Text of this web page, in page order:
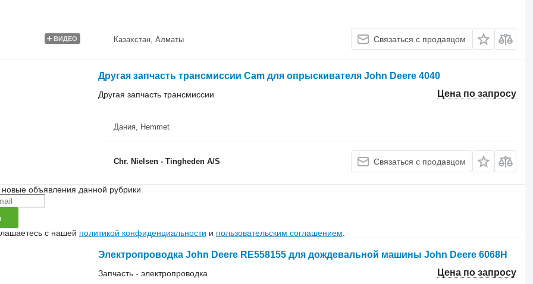
ВИДЕО Казахстан, Алматы Связаться с продавцом
Другая запчасть трансмиссии Cam для опрыскивателя John Deere 4040
Цена по запросу
Другая запчасть трансмиссии
Дания, Hemmet
Chr. Nielsen - Tingheden A/S Связаться с продавцом
объявления данной рубрики
с нашей политикой конфиденциальности и пользовательским соглашением
Электропроводка John Deere RE558155 для дождевальной машины John Deere 6068H
Цена по запросу
Запчасть - электропроводка